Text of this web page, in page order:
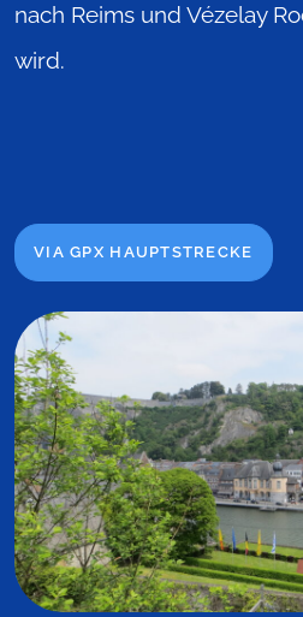
nach Reims und Vézelay
wird.
VIA GPX HAUPTSTRECKE